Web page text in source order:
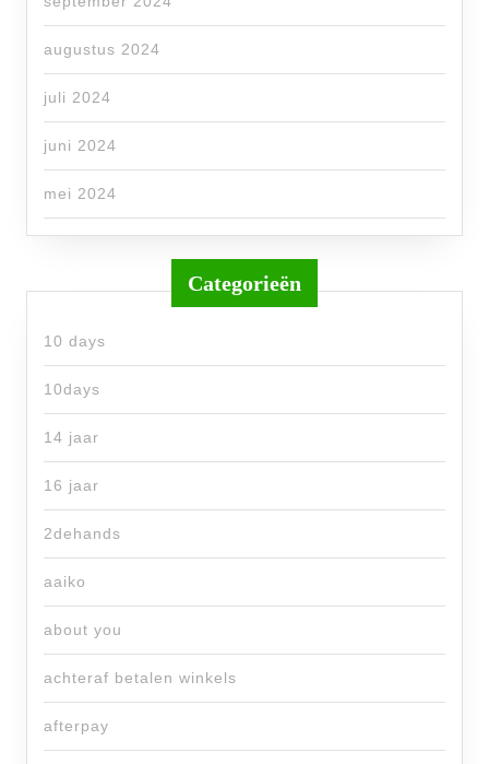
augustus 2024
juli 2024
juni 2024
mei 2024
Categorieën
10 days
10days
14 jaar
16 jaar
2dehands
aaiko
about you
achteraf betalen winkels
afterpay